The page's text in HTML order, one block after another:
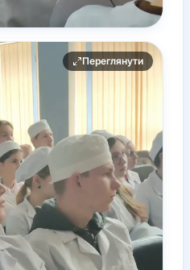
Переглянути